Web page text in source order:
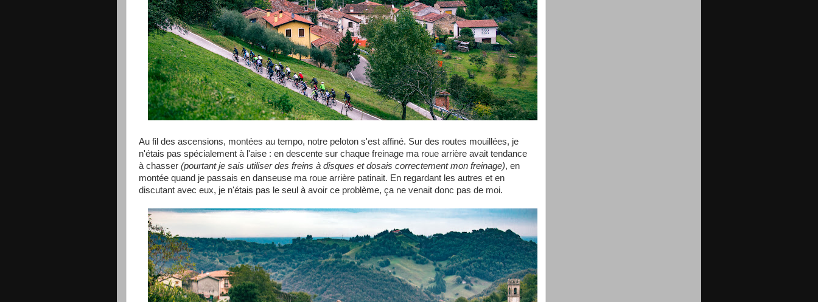
Au fil des ascensions, montées au tempo, notre peloton s'est affiné. Sur des routes mouillées, je
n'étais pas spécialement à l'aise : en descente sur chaque freinage ma roue arrière avait tendance
à chasser (pourtant je sais utiliser des freins à disques et dosais correctement mon freinage), en
montée quand je passais en danseuse ma roue arrière patinait. En regardant les autres et en
discutant avec eux, je n'étais pas le seul à avoir ce problème, ça ne venait donc pas de moi.